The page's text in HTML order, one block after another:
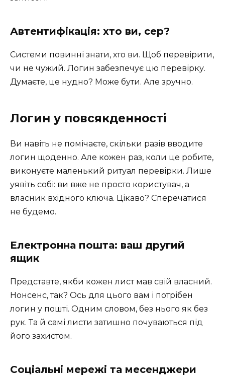
Автентифікація: хто ви, сер?
Системи повинні знати, хто ви. Щоб перевірити,
чи не чужий. Логин забезпечує цю перевірку.
Думаєте, це нудно? Може бути. Але зручно.
Логин у повсякденності
Ви навіть не помічаєте, скільки разів вводите
логин щоденно. Але кожен раз, коли це робите,
виконуєте маленький ритуал перевірки. Лише
уявіть собі: ви вже не просто користувач, а
власник вхідного ключа. Цікаво? Сперечатися
не будемо.
Електронна пошта: ваш другий
ящик
Представте, якби кожен лист мав свій власний.
Нонсенс, так? Ось для цього вам і потрібен
логин у пошті. Одним словом, без нього як без
рук. Та й самі листи затишно почуваються під
його захистом.
Соціальні мережі та месенджери